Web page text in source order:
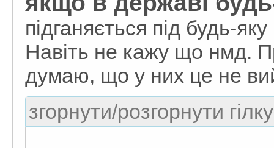
підганяється під будь-
Навіть не кажу що нмд.
думаю, що у них це не
згорнути/розгорнути